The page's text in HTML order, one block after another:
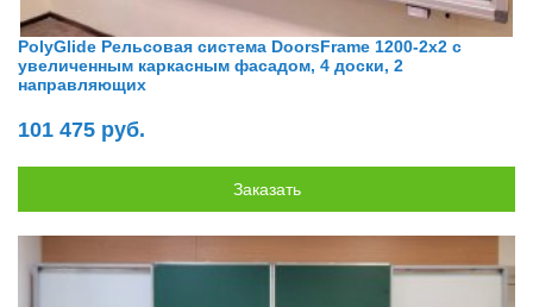
PolyGlide Рельсовая система DoorsFrame 1200-2x2 с
увеличенным каркасным фасадом, 4 доски, 2
направляющих
101 475 руб.